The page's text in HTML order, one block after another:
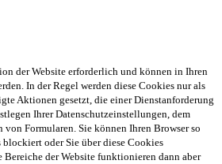
der Website erforderlich und können in Ihren
In der Regel werden diese Cookies nur als
Aktionen gesetzt, die einer Dienstanforderung
Ihrer Datenschutzeinstellungen, dem
Formularen. Sie können Ihren Browser so
oder Sie über diese Cookies
der Website funktionieren dann aber